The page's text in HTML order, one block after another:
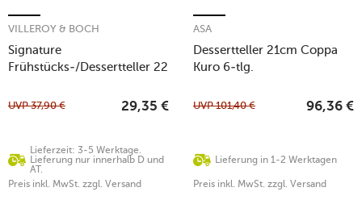
Signature
Frühstücks-/Dessertteller 22
VILLEROY & BOCH
Lieferzeit: 3-5 Werktage.
Lieferung nur innerhalb D und
AT.
UVP37,90 € 29,35 €
Preis inkl. MwSt. zzgl. Versand
Dessertteller 21cm Coppa
Kuro 6-tlg.
ASA
Lieferung in 1-2 Werktagen
UVP101,40 € 96,36 €
Preis inkl. MwSt. zzgl. Versand